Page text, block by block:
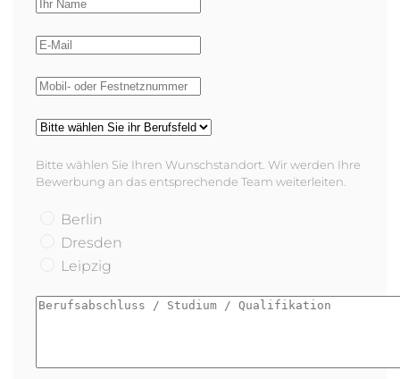
Bitte wählen Sie Ihren Wunschstandort. Wir werden Ihre
Bewerbung an das entsprechende Team weiterleiten.
Berlin
Dresden
Leipzig